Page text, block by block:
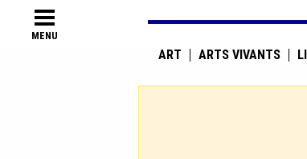
MENU
ART ARTS VIVANTS